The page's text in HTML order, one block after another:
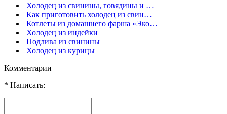
Холодец из свинины, говядины и …
Как приготовить холодец из свин…
Котлеты из домашнего фарша «Эко…
Холодец из индейки
Подлива из свинины
Холодец из курицы
Комментарии
* Написать: